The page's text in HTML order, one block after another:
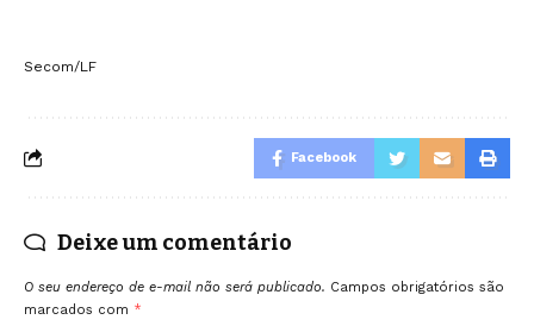
Secom/LF
Facebook
Deixe um comentário
O seu endereço de e-mail não será publicado. Campos obrigatórios são
marcados com *